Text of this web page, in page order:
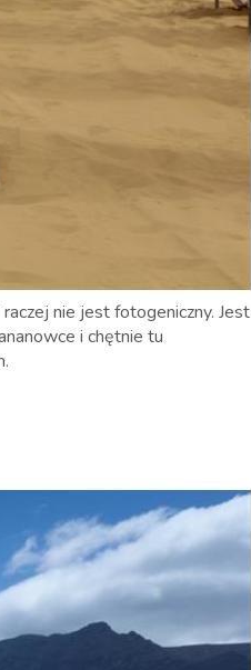
nie jest fotogeniczny. Jest
i chętnie tu